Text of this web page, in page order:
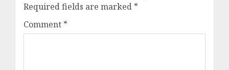
Required fields are marked *
Comment *